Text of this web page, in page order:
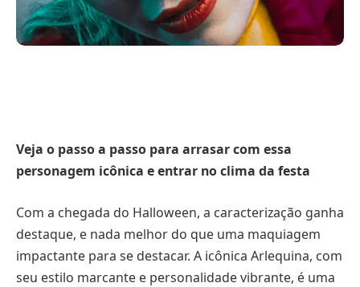
Veja o passo a passo para arrasar com essa
personagem icônica e entrar no clima da festa
Com a chegada do Halloween, a caracterização ganha
destaque, e nada melhor do que uma maquiagem
impactante para se destacar. A icônica Arlequina, com
seu estilo marcante e personalidade vibrante, é uma